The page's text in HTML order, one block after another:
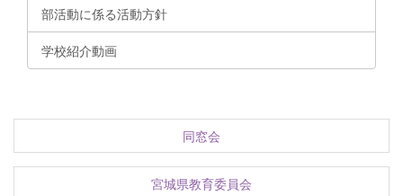
部活動に係る活動方針
学校紹介動画
同窓会
宮城県教育委員会